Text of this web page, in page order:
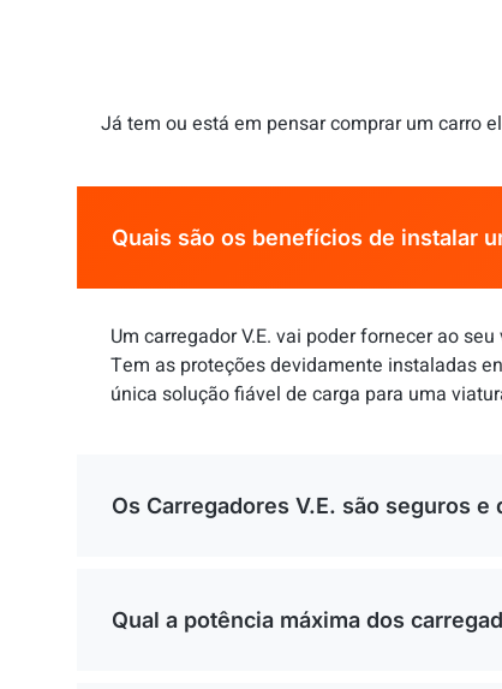
Já tem ou está em pensar comprar um carro
Quais são os benefícios de instalar
Um carregador V.E. vai poder fornecer ao
Tem as proteções devidamente instaladas
única solução fiável de carga para uma
Os Carregadores V.E. são seguros
Qual a potência máxima dos